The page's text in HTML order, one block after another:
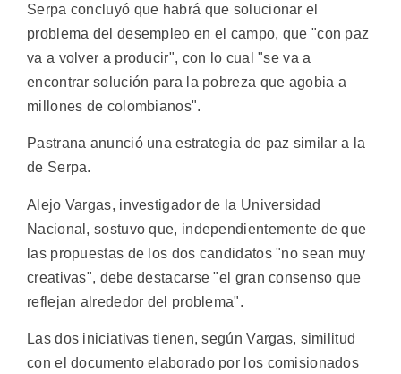
Serpa concluyó que habrá que solucionar el
problema del desempleo en el campo, que "con paz
va a volver a producir", con lo cual "se va a
encontrar solución para la pobreza que agobia a
millones de colombianos".
Pastrana anunció una estrategia de paz similar a la
de Serpa.
Alejo Vargas, investigador de la Universidad
Nacional, sostuvo que, independientemente de que
las propuestas de los dos candidatos "no sean muy
creativas", debe destacarse "el gran consenso que
reflejan alrededor del problema".
Las dos iniciativas tienen, según Vargas, similitud
con el documento elaborado por los comisionados